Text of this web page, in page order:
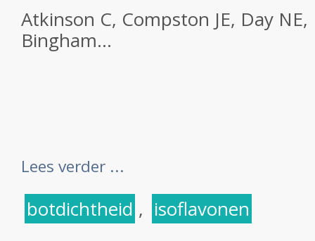
Atkinson C, Compston JE, Day
Bingham...
Lees verder ...
botdichtheid , isoflavonen